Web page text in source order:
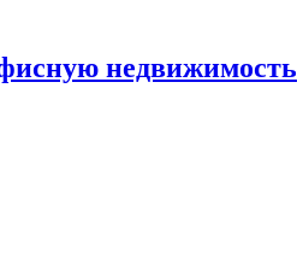
недвижимость